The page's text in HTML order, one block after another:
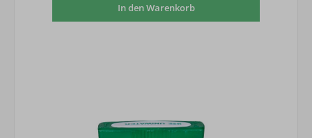
In den Warenkorb